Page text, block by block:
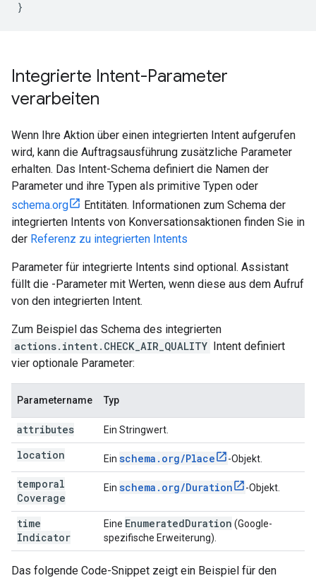
Integrierte Intent-Parameter
verarbeiten
Wenn Ihre Aktion über einen integrierten Intent aufgerufen
wird, kann die Auftragsausführung zusätzliche Parameter
erhalten. Das Intent-Schema definiert die Namen der
Parameter und ihre Typen als primitive Typen oder
schema.org
Entitäten. Informationen zum Schema der
integrierten Intents von Konversationsaktionen finden Sie in
der Referenz zu integrierten Intents
Parameter für integrierte Intents sind optional. Assistant
füllt die -Parameter mit Werten, wenn diese aus dem Aufruf
von den integrierten Intent.
Zum Beispiel das Schema des integrierten
actions.intent.CHECK_AIR_QUALITY Intent definiert
vier optionale Parameter:
Parametername Typ
attributes Ein Stringwert.
location Ein schema . org/Place -Objekt.
temporal
Coverage
Ein schema . org/Duration -Objekt.
time
Indicator
Eine EnumeratedDuration (Google-
spezifische Erweiterung).
Das folgende Code-Snippet zeigt ein Beispiel für den